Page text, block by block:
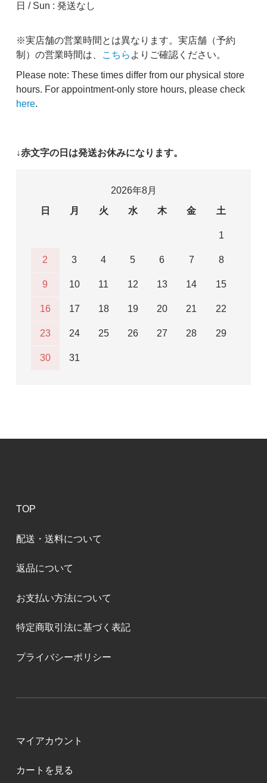
日 / Sun : 発送なし
※実店舗の営業時間とは異なります。実店舗（予約
制）の営業時間は、
こちら よりご確認ください。
Please note: These times differ from our physical store
hours. For appointment-only store hours, please check
here.
↓赤文字の日は発送お休みになります。
2026年8月
日
月 火 水 木 金 土
1
2 3 4 5 6 7 8
9 10 11 12 13 14 15
16 17 18 19 20 21 22
23 24 25 26 27 28 29
30 31
TOP
配送・送料について
返品について
お支払い方法について
特定商取引法に基づく表記
プライバシーポリシー
マイアカウント
カートを見る